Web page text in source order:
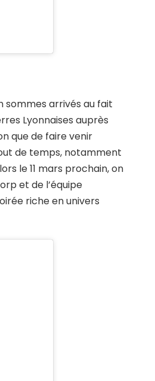
sommes arrivés au fait
Lyonnaises auprès
que de faire venir
de temps, notamment
le 11 mars prochain, on
et de l’équipe
riche en univers